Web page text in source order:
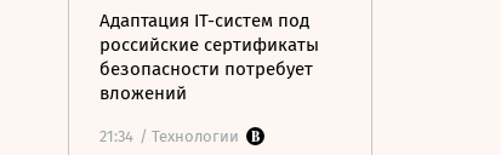
Адаптация IT-систем под
российские сертификаты
безопасности потребует
вложений
21:34 / Технологии